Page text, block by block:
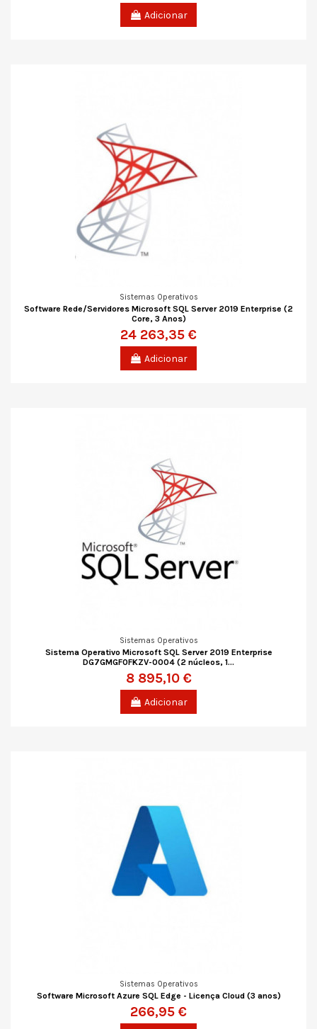
Adicionar
Sistemas Operativos
Software Rede/Servidores Microsoft SQL Server 2019 Enterprise (2
Core, 3 Anos)
24 263,35 €
Adicionar
Sistemas Operativos
Sistema Operativo Microsoft SQL Server 2019 Enterprise
DG7GMGF0FKZV-0004 (2 núcleos, 1...
8 895,10 €
Adicionar
Sistemas Operativos
Software Microsoft Azure SQL Edge - Licença Cloud (3 anos)
266,95 €